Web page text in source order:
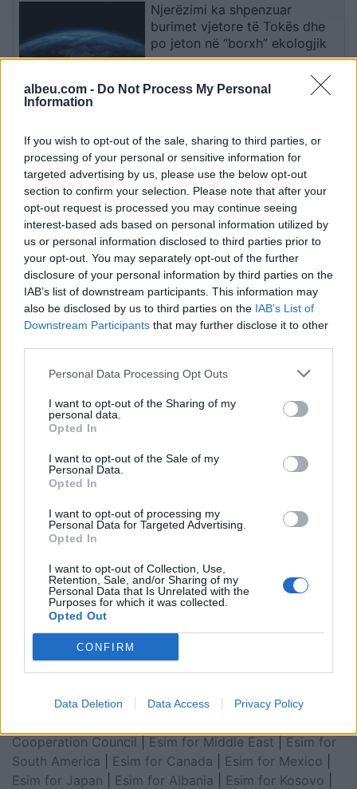
albeu.com - Do Not Process My Personal
Information
If you wish to opt-out of the sale, sharing to third parties, or
processing of your personal or sensitive information for
targeted advertising by us, please use the below opt-out
section to confirm your selection. Please note that after your
opt-out request is processed you may continue seeing
interest-based ads based on personal information utilized by
us or personal information disclosed to third parties prior to
your opt-out. You may separately opt-out of the further
disclosure of your personal information by third parties on the
IAB’s list of downstream participants. This information may
also be disclosed by us to third parties on the IAB’s List of
Downstream Participants that may further disclose it to other
Personal Data Processing Opt Outs
I want to opt-out of the Sharing of my
personal data.
Opted In
I want to opt-out of the Sale of my
Personal Data.
Opted In
I want to opt-out of processing my
Personal Data for Targeted Advertising.
Opted In
I want to opt-out of Collection, Use,
Retention, Sale, and/or Sharing of my
Personal Data that Is Unrelated with the
Purposes for which it was collected.
Opted Out
CONFIRM
Data Deletion Data Access Privacy Policy
Njerëzimi ka shpenzuar
burimet vjetore të Tokës dhe
po jeton në “borxh” ekologjik
kryebashkiakja socialiste
Valbona Kola: Jam shërbëtore
e popullit, karrigia është e
përkohshme, nëse qytetarët
janë kundër, unë jam me ta
(VIDEO)
Policia kërkon bashkëpunimin
e qytetarëve për të identifikuar
të dyshuarin për “Vjedhje të
rëndë
Esim for Global|Esim for Europe|Esim for Caribbean
Esim for USA | Esim for Italy|Esim for Spain
for Turkey
Esim for World Cup 2026
Arabia|Esim for Egypt|Esim for United Arab
for China| Esim for United Kingdom |Esim for Africa
Cooperation Council
Esim for Middle East
Esim for
South America
Esim for Canada Esim for Mexico
Esim for Japan
Esim for Albania Esim for Kosovo